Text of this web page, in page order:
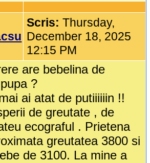
Scris:Thursday,
December 18, 2025
12:15 PM
are bebelina de
?
ai atat de putiiiiiin !!
de greutate , de
ecograful . Prietena
greutatea 3800 si
de 3100. La mine a